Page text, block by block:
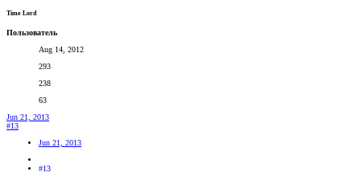
Time Lord
Пользователь
Aug 14, 2012
293
238
63
Jun 21, 2013
#13
Jun 21, 2013
#13